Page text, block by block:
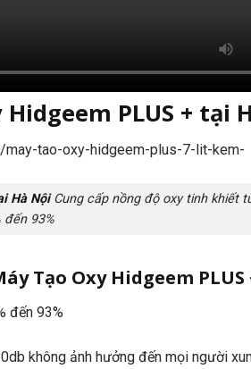
PLUS + tại
Hà NộiCung cấp nồng độ oxy tinh khiết
đến 93%
Tạo Oxy Hidgeem
đến 93%
không ảnh hưởng đến mọi người